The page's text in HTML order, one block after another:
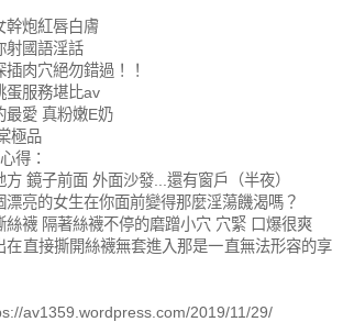
幹炮紅唇白膚
射國語淫話
肉穴絕勿錯過！！
蛋服務堪比av
最愛 真粉嫩E奶
極品
得：
方 鏡子前面 外面沙發...還有窗戶（半夜）
漂亮的女生在你面前變得那麼淫蕩饑渴嗎？
絲襪 隔著絲襪不停的磨蹭小穴 穴緊 口爆很爽
在直接撕開絲襪無套進入那是一直無法形容的享
av1359.wordpress.com/2019/11/29/